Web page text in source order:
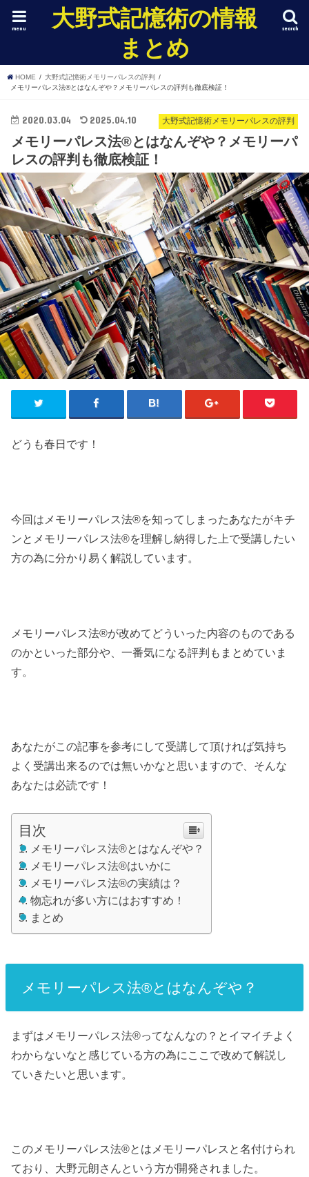
大野式記憶術の情報
まとめ
search
menu
HOME
大野式記憶術メモリーパレスの評判
メモリーパレス法®︎とはなんぞや？メモリーパレスの評判も徹底検証！
大野式記憶術メモリーパレスの評判
2020.03.04 2025.04.10
メモリーパレス法®︎とはなんぞや？メモリーパ
レスの評判も徹底検証！
どうも春日です！
今回はメモリーパレス法®︎を知ってしまったあなたがキチ
ンとメモリーパレス法®︎を理解し納得した上で受講したい
方の為に分かり易く解説しています。
メモリーパレス法®︎が改めてどういった内容のものである
のかといった部分や、一番気になる評判もまとめていま
す。
あなたがこの記事を参考にして受講して頂ければ気持ち
よく受講出来るのでは無いかなと思いますので、そんな
あなたは必読です！
目次
メモリーパレス法®︎とはなんぞや？
メモリーパレス法®︎はいかに
メモリーパレス法®︎の実績は？
物忘れが多い方にはおすすめ！
まとめ
メモリーパレス法®︎とはなんぞや？
まずはメモリーパレス法®︎ってなんなの？とイマイチよく
わからないなと感じている方の為にここで改めて解説し
ていきたいと思います。
このメモリーパレス法®︎とはメモリーパレスと名付けられ
ており、大野元朗さんという方が開発されました。